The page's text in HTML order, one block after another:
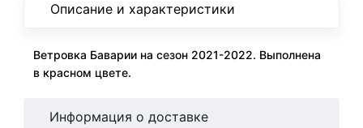
Описание и характеристики
Ветровка Баварии на сезон 2021-2022. Выполнена
в красном цвете.
Информация о доставке